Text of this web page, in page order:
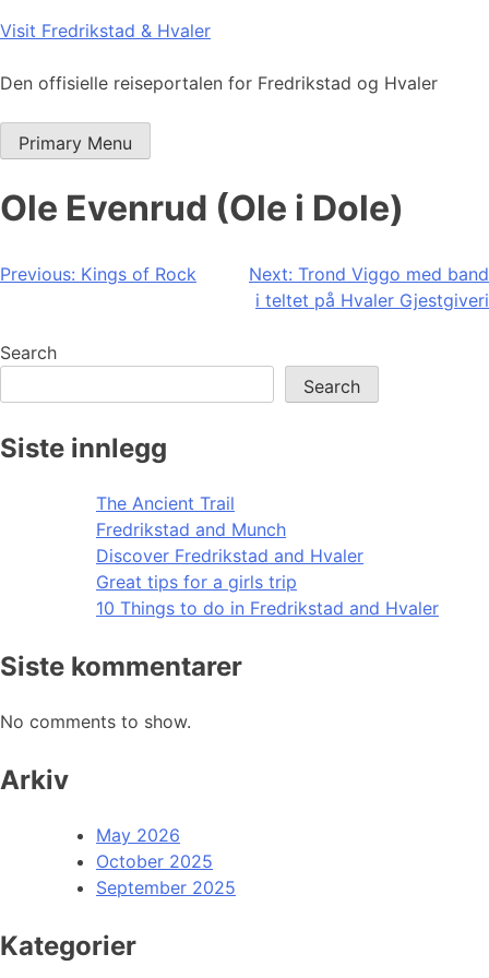
Skip
content
Visit Fredrikstad & Hvaler
Den offisielle reiseportalen for Fredrikstad og Hvaler
Primary Menu
Ole Evenrud (Ole i Dole)
Post
Previous: Kings of Rock Next: Trond Viggo med band
i teltet på Hvaler Gjestgiveri
Search
Search
Siste innlegg
The Ancient Trail
Fredrikstad and Munch
Discover Fredrikstad and Hvaler
Great tips for a girls trip
10 Things to do in Fredrikstad and Hvaler
Siste kommentarer
No comments to show.
Arkiv
May 2026
October 2025
September 2025
Kategorier